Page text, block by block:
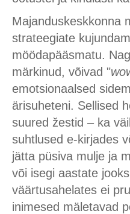
Majanduskeskkonna
strateegiate
möödapääsmatu.
märkinud, võivad "
emotsionaalsed
ärisuheteni. Sellised
suured žestid – ka
suhtlused e-kirjades
jätta püsiva mulje ja
või isegi aastate
väärtusahelates ei
inimesed mäletavad